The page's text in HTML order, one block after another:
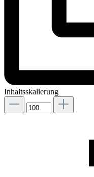
Inhaltsskalierung